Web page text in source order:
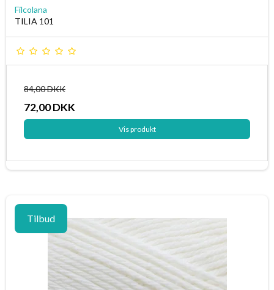
Filcolana
TILIA 101
84,00 DKK
72,00 DKK
Vis produkt
Tilbud